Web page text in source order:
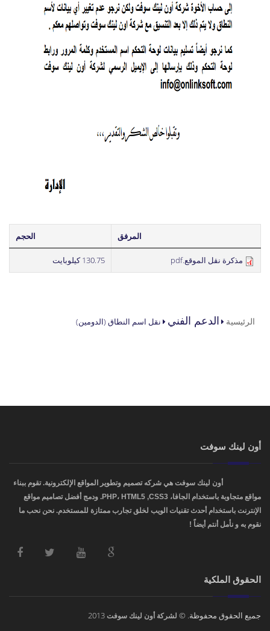
المرفق الحجم
مذكرة نقل الموقع.pdf 130.75 كيلوبايت
الرئيسية الدعم الفني نقل اسم النطاق (الدومين)
أون لينك سوفت
أون لينك سوفت هي شركه تصميم وتطوير المواقع الإلكترونية. تقوم ببناء
مواقع متجاوبة باستخدام الجافا، PHP، HTML5 ,CSS3. ودمج أفضل تصاميم مواقع
الإنترنت باستخدام أحدث تقنيات الويب لخلق تجارب ممتازة للمستخدم. نحن نحب ما
نقوم به و نأمل أنتم أيضاً !
الحقوق الملكية
جميع الحقوق محفوظة. © لشركة أون لينك سوفت 2013